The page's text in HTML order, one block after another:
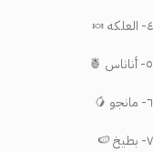
٤- العلكه 🍬
٥- أناناس 🍍
٦- مانجو 🥭
٧- بطيخ 🍉